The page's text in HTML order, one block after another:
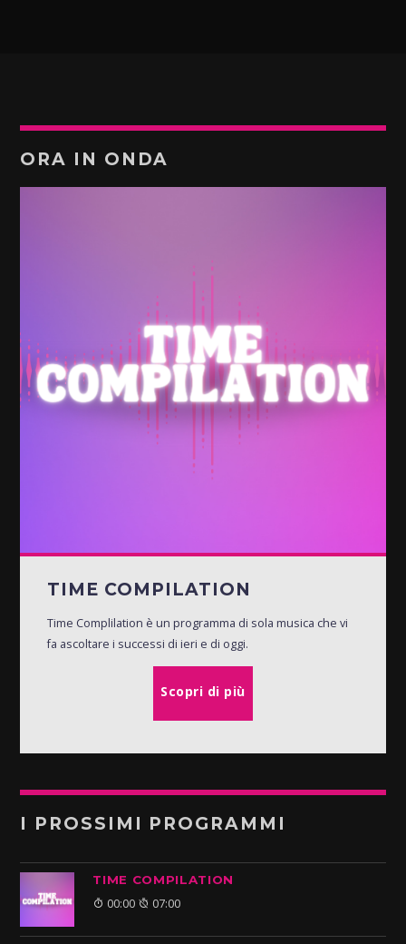
ORA IN ONDA
TIME COMPILATION
Time Complilation è un programma di sola musica che vi
fa ascoltare i successi di ieri e di oggi.
Scopri di più
I PROSSIMI PROGRAMMI
TIME COMPILATION
00:00 07:00